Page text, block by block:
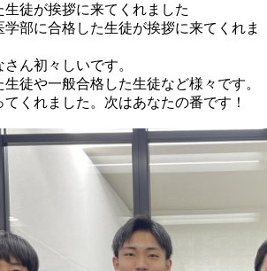
徒が挨拶に来てくれました
部に合格した生徒が挨拶に来てくれま
ん初々しいです。
徒や一般合格した生徒など様々です。
くれました。次はあなたの番です！